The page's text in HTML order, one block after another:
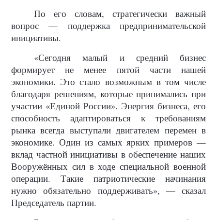
По его словам, стратегически важный
вопрос — поддержка предпринимательской
инициативы.
«Сегодня малый и средний бизнес
формирует не менее пятой части нашей
экономики. Это стало возможным в том числе
благодаря решениям, которые принимались при
участии «Единой России». Энергия бизнеса, его
способность адаптироваться к требованиям
рынка всегда выступали двигателем перемен в
экономике. Один из самых ярких примеров —
вклад частной инициативы в обеспечение наших
Вооружённых сил в ходе специальной военной
операции. Такие патриотические начинания
нужно обязательно поддерживать», — сказал
Председатель партии.